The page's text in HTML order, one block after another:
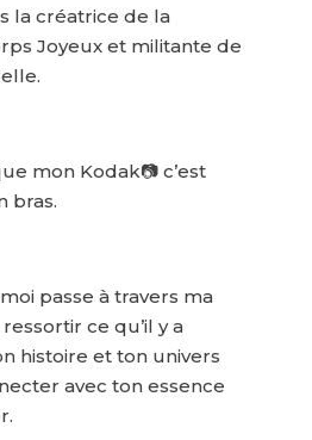
la créatrice de la
Joyeux et militante de
mon Kodak📷 c’est
bras.
passe à travers ma
ce qu’il y a
histoire et ton univers
avec ton essence